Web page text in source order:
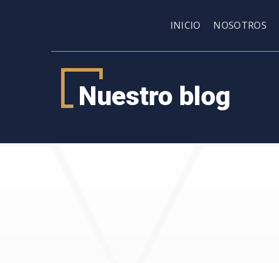
INICIO NOSOTROS
Nuestro blog